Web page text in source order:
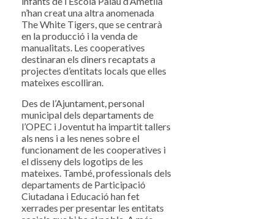
n’han creat una altra anomenada
The White Tigers, que se centrarà
en la producció i la venda de
manualitats. Les cooperatives
destinaran els diners recaptats a
projectes d’entitats locals que elles
mateixes escolliran.
Des de l’Ajuntament, personal
municipal dels departaments de
l’OPEC i Joventut ha impartit tallers
als nens i a les nenes sobre el
funcionament de les cooperatives i
el disseny dels logotips de les
mateixes. També, professionals dels
departaments de Participació
Ciutadana i Educació han fet
xerrades per presentar les entitats